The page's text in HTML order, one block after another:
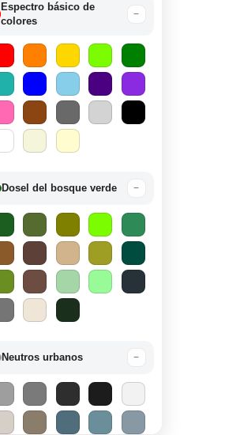
Espectro básico de
colores
−
Dosel del bosque verde −
Neutros urbanos −